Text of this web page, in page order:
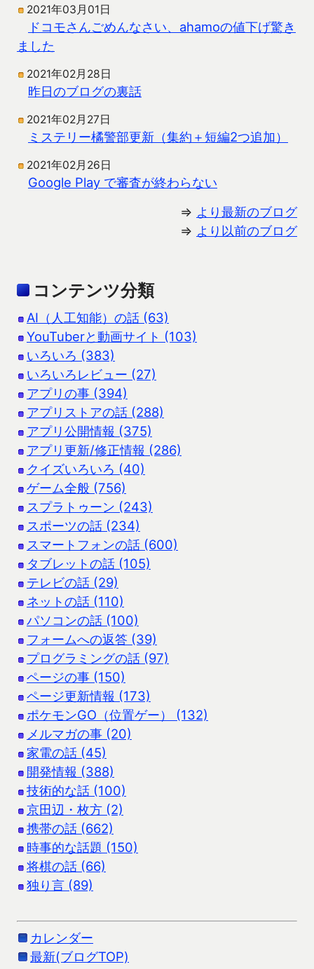
2021年03月01日
ドコモさんごめんなさい、ahamoの値下げ驚き
ました
2021年02月28日
昨日のブログの裏話
2021年02月27日
ミステリー橘警部更新（集約＋短編2つ追加）
2021年02月26日
Google Play で審査が終わらない
⇒ より最新のブログ
⇒ より以前のブログ
コンテンツ分類
AI（人工知能）の話 (63)
YouTuberと動画サイト (103)
いろいろ (383)
いろいろレビュー (27)
アプリの事 (394)
アプリストアの話 (288)
アプリ公開情報 (375)
アプリ更新/修正情報 (286)
クイズいろいろ (40)
ゲーム全般 (756)
スプラトゥーン (243)
スポーツの話 (234)
スマートフォンの話 (600)
タブレットの話 (105)
テレビの話 (29)
ネットの話 (110)
パソコンの話 (100)
フォームへの返答 (39)
プログラミングの話 (97)
ページの事 (150)
ページ更新情報 (173)
ポケモンGO（位置ゲー） (132)
メルマガの事 (20)
家電の話 (45)
開発情報 (388)
技術的な話 (100)
京田辺・枚方 (2)
携帯の話 (662)
時事的な話題 (150)
将棋の話 (66)
独り言 (89)
カレンダー
最新(ブログTOP)